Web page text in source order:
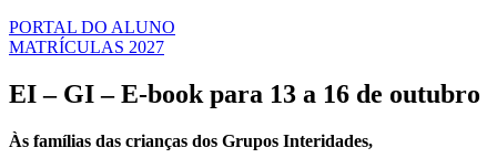
PORTAL DO ALUNO
MATRÍCULAS 2027
EI – GI – E-book para 13 a 16 de outubro
Às famílias das crianças dos Grupos Interidades,